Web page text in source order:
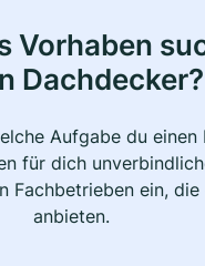
Vorhaben
Dachdecker?
Aufgabe du einen
für dich
Fachbetrieben ein, die
anbieten.